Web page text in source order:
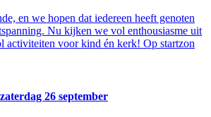
en we hopen dat iedereen heeft genoten
Nu kijken we vol enthousiasme uit
activiteiten voor kind én kerk! Op startzon
26 september